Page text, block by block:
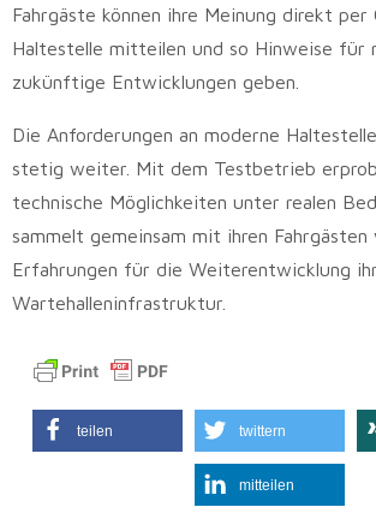
Fahrgäste können ihre Meinung direkt per
Haltestelle mitteilen und so Hinweise für
zukünftige Entwicklungen geben.
Die Anforderungen an moderne
stetig weiter. Mit dem Testbetrieb
technische Möglichkeiten unter realen
sammelt gemeinsam mit ihren
Erfahrungen für die Weiterentwicklung
Wartehalleninfrastruktur.
teilen twittern
mitteilen